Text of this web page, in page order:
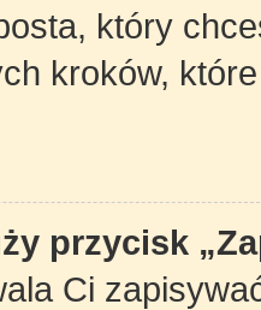
który
kroków,
przycisk
Ci